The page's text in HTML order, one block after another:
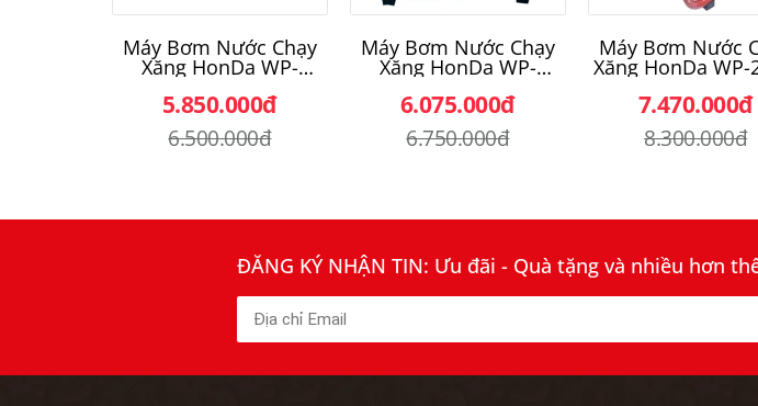
Máy Bơm Nước Chạy
Xăng HonDa WP-
5.850.000đ
6.500.000đ
Máy Bơm Nước Chạy
Xăng HonDa WP-
6.075.000đ
6.750.000đ
Máy Bơm Nước
Xăng HonDa WP-
7.470.000đ
8.300.000đ
ĐĂNG KÝ NHẬN TIN: Ưu đãi - Quà tặng và nhiều hơn